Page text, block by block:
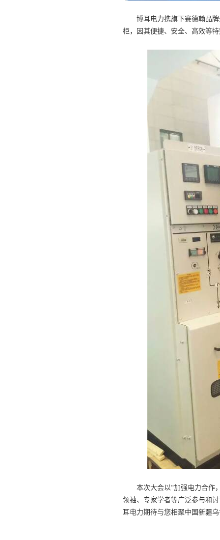
博耳电力携旗下赛德翰品牌
柜，因其便捷、安全、高效等
本次大会以“加强电力合作，
领袖、专家学者等广泛参与和
耳电力期待与您相聚中国新疆